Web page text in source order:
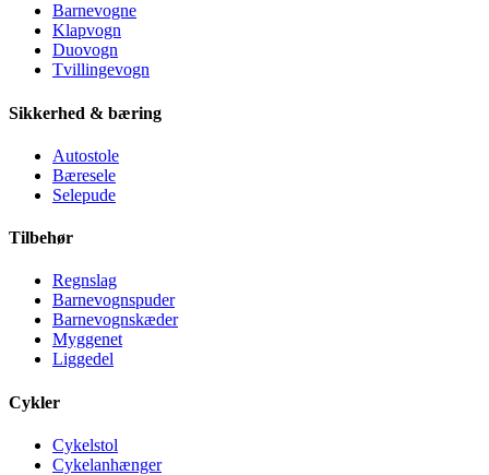
Barnevogne
Klapvogn
Duovogn
Tvillingevogn
Sikkerhed & bæring
Autostole
Bæresele
Selepude
Tilbehør
Regnslag
Barnevognspuder
Barnevognskæder
Myggenet
Liggedel
Cykler
Cykelstol
Cykelanhænger